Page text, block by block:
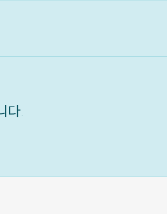
다.